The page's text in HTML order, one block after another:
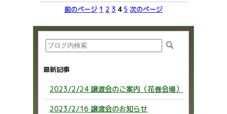
前のページ 1 2 3 4 5 次のページ
最新記事
2023/2/24 譲渡会のご案内（花巻会場）
2023/2/16 譲渡会のお知らせ